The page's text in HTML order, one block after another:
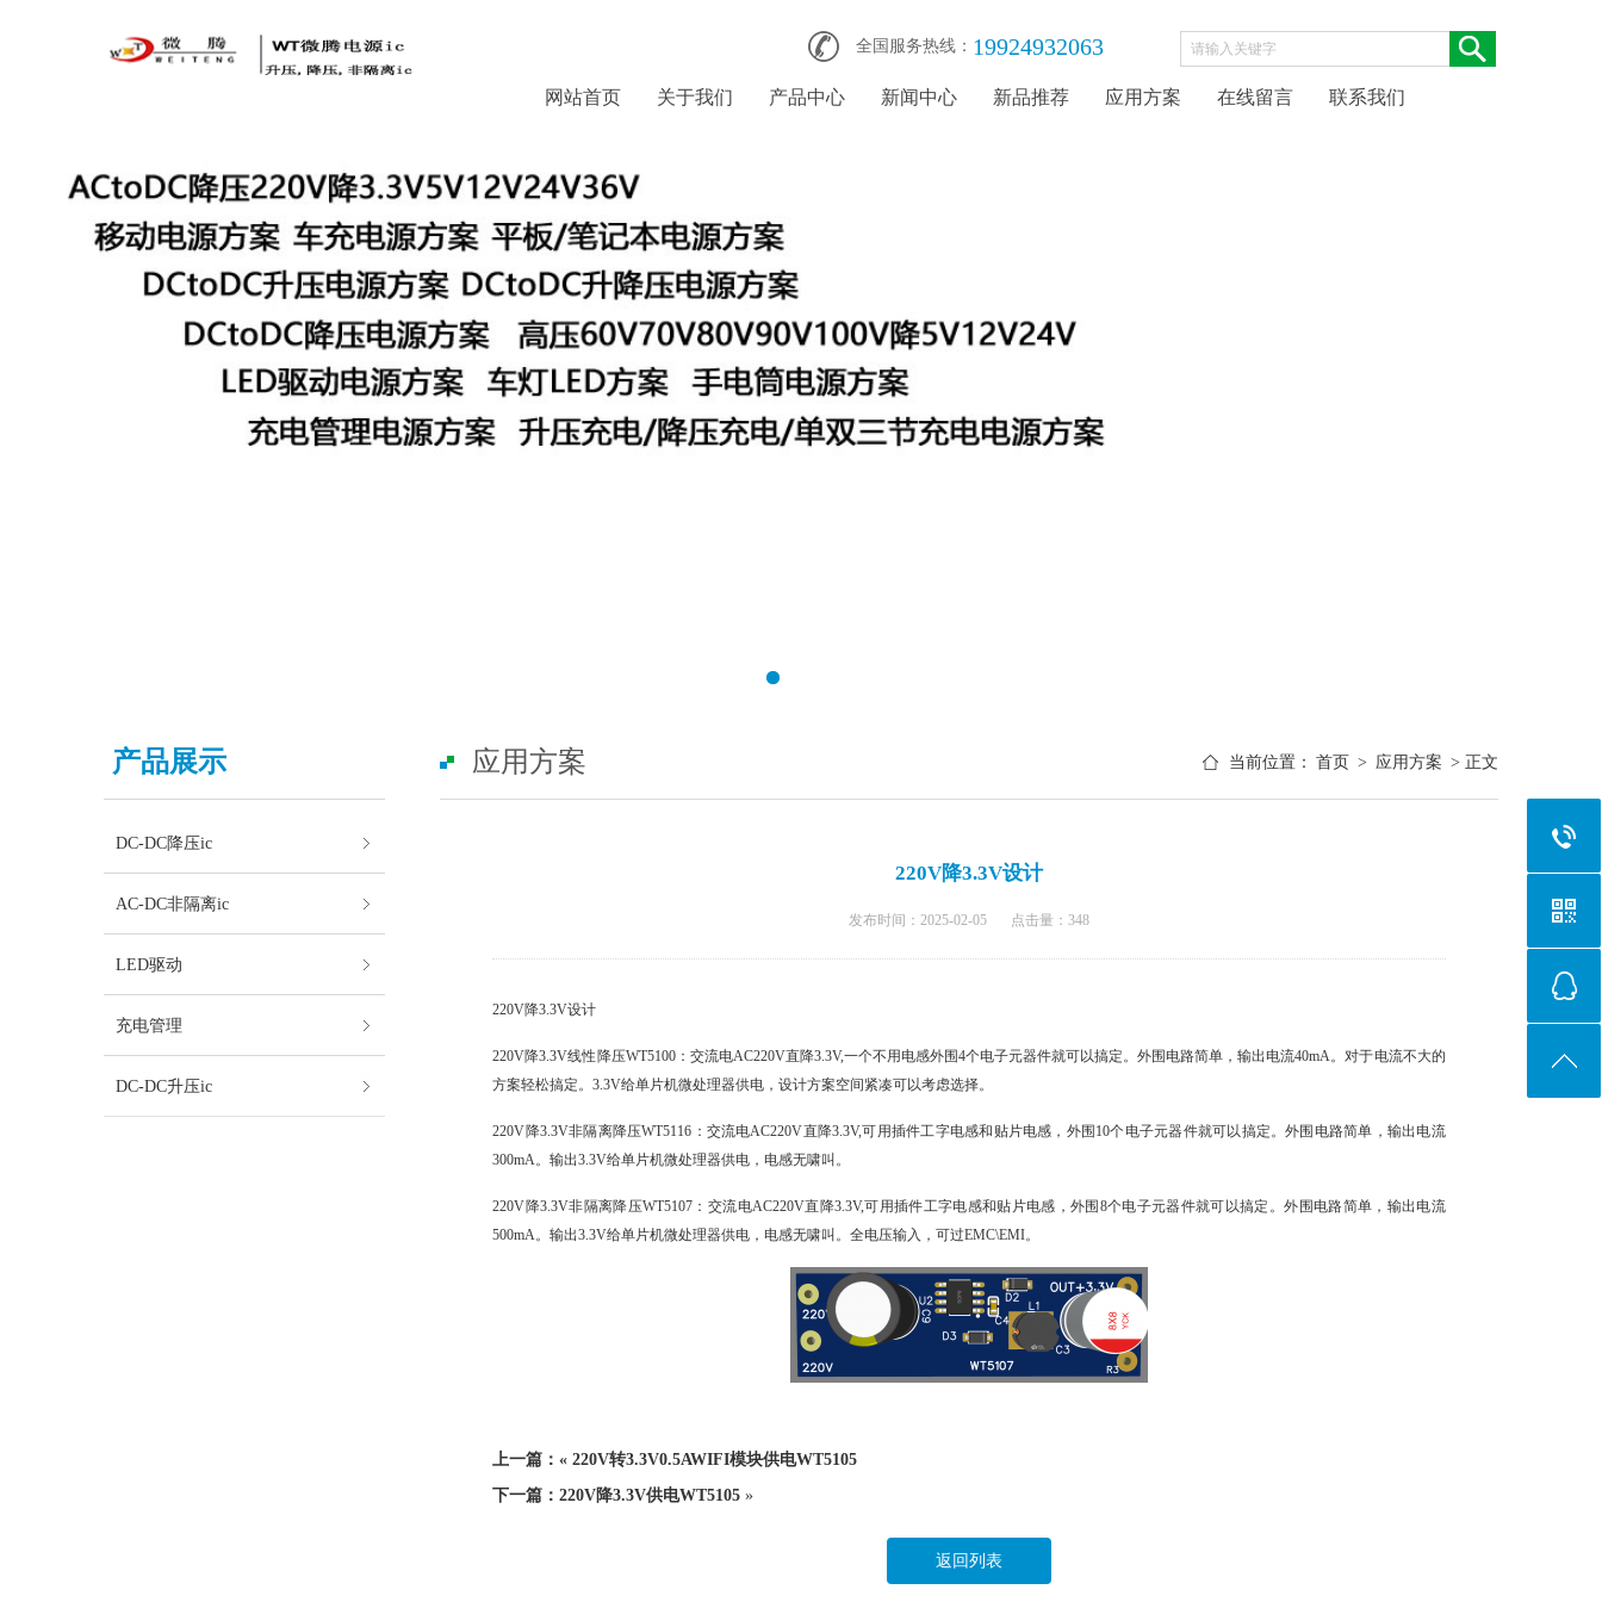
全国服务热线： 19924932063
网站首页 关于我们 产品中心 新闻中心 新品推荐 应用方案 在线留言 联系我们
产品展示
DC-DC降压ic
AC-DC非隔离ic
LED驱动
充电管理
DC-DC升压ic
当前位置： 首页 > 应用方案 > 正文
应用方案
220V降3.3V设计
发布时间：2025-02-05 点击量： 348
220V降3.3V设计
220V降3.3V线性降压WT5100：交流电AC220V直降3.3V,一个不用电感外围4个电子元器件就可以搞定。外围电路简单，输出电流40mA。对于电流不大的
方案轻松搞定。3.3V给单片机微处理器供电，设计方案空间紧凑可以考虑选择。
220V降3.3V非隔离降压WT5116：交流电AC220V直降3.3V,可用插件工字电感和贴片电感，外围10个电子元器件就可以搞定。外围电路简单，输出电流
300mA。输出3.3V给单片机微处理器供电，电感无啸叫。
220V降3.3V非隔离降压WT5107：交流电AC220V直降3.3V,可用插件工字电感和贴片电感，外围8个电子元器件就可以搞定。外围电路简单，输出电流
500mA。输出3.3V给单片机微处理器供电，电感无啸叫。全电压输入，可过EMC\EMI。
上一篇：«220V转3.3V0.5AWIFI模块供电WT5105
下一篇：220V降3.3V供电WT5105 »
返回列表